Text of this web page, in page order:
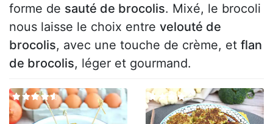
forme de sauté de brocolis. Mixé, le brocoli
nous laisse le choix entre velouté de
brocolis, avec une touche de crème, et flan
de brocolis, léger et gourmand.